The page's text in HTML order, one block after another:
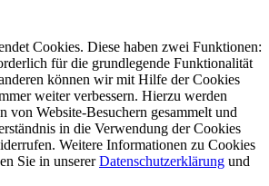
Cookies. Diese haben zwei Funktionen:
für die grundlegende Funktionalität
können wir mit Hilfe der Cookies
weiter verbessern. Hierzu werden
von Website-Besuchern gesammelt und
in die Verwendung der Cookies
Weitere Informationen zu Cookies
Sie in unsererDatenschutzerklärung und